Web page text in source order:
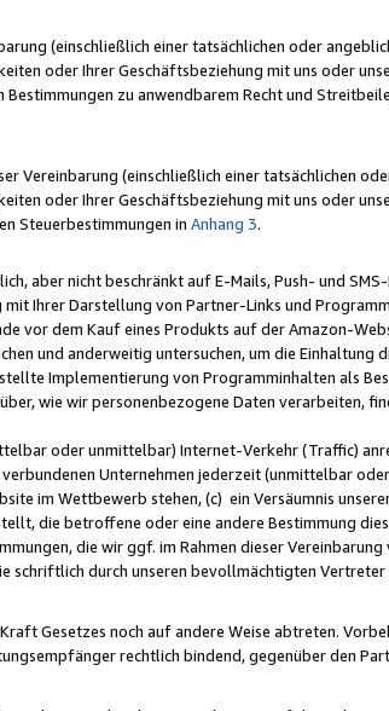
(einschließlich einer tatsächlichen oder
oder Ihrer Geschäftsbeziehung mit uns oder
zu anwendbarem Recht und
Vereinbarung (einschließlich einer tatsächlichen
oder Ihrer Geschäftsbeziehung mit uns oder
Steuerbestimmungen in Anhang 3.
aber nicht beschränkt auf E-Mails, Push- und
Ihrer Darstellung von Partner-Links und
vor dem Kauf eines Produkts auf der Amazon-
und anderweitig untersuchen, um die Einhaltung
Implementierung von Programminhalten als
wie wir personenbezogene Daten verarbeiten,
oder unmittelbar) Internet-Verkehr (Traffic)
Unternehmen jederzeit (unmittelbar
im Wettbewerb stehen, (c) ein Versäumnis
die betroffene oder eine andere Bestimmung
die wir ggf. im Rahmen dieser Vereinbarung
schriftlich durch unseren bevollmächtigten
Gesetzes noch auf andere Weise abtreten.
rechtlich bindend, gegenüber den